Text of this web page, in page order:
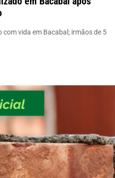
vida em Bacabal; irmãos de 5